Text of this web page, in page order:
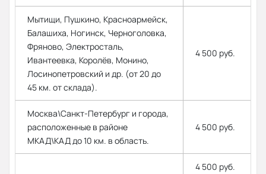
Мытищи, Пушкино, Красноармейск,
Балашиха, Ногинск, Черноголовка,
Фряново, Электросталь,
Ивантеевка, Королёв, Монино,
Лосинопетровский и др. (от 20 до
45 км. от склада).
4 500 руб.
Москва\Санкт-Петербург и города,
расположенные в районе
МКАД\КАД до 10 км. в область.
4 500 руб.
4 500 руб.